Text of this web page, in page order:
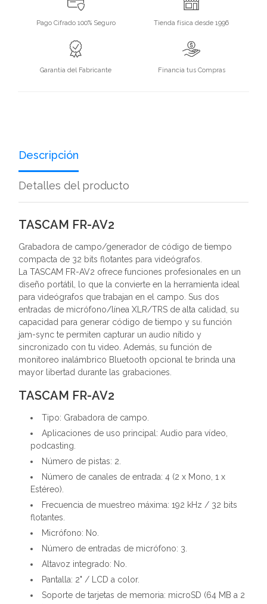
Pago Cifrado 100% Seguro Tienda física desde 1996
Garantía del Fabricante Financia tus Compras
Descripción
Detalles del producto
TASCAM FR-AV2
Grabadora de campo/generador de código de tiempo
compacta de 32 bits flotantes para videógrafos.
La TASCAM FR-AV2 ofrece funciones profesionales en un
diseño portátil, lo que la convierte en la herramienta ideal
para videógrafos que trabajan en el campo. Sus dos
entradas de micrófono/línea XLR/TRS de alta calidad, su
capacidad para generar código de tiempo y su función
jam-sync te permiten capturar un audio nítido y
sincronizado con tu video. Además, su función de
monitoreo inalámbrico Bluetooth opcional te brinda una
mayor libertad durante las grabaciones.
TASCAM FR-AV2
Tipo: Grabadora de campo.
Aplicaciones de uso principal: Audio para vídeo,
podcasting.
Número de pistas: 2.
Número de canales de entrada: 4 (2 x Mono, 1 x
Estéreo).
Frecuencia de muestreo máxima: 192 kHz / 32 bits
flotantes.
Micrófono: No.
Número de entradas de micrófono: 3.
Altavoz integrado: No.
Pantalla: 2" / LCD a color.
Soporte de tarjetas de memoria: microSD (64 MB a 2